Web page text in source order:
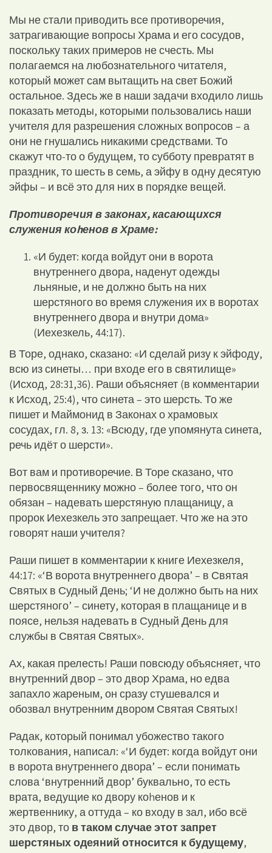
Мы не стали приводить все противоречия,
затрагивающие вопросы Храма и его сосудов,
поскольку таких примеров не счесть. Мы
полагаемся на любознательного читателя,
который может сам вытащить на свет Божий
остальное. Здесь же в наши задачи входило лишь
показать методы, которыми пользовались наши
учителя для разрешения сложных вопросов – а
они не гнушались никакими средствами. То
скажут что-то о будущем, то субботу превратят в
праздник, то шесть в семь, а эйфу в одну десятую
эйфы – и всё это для них в порядке вещей.
Противоречия в законах, касающихся
служения коhенов в Храме:
«И будет: когда войдут они в ворота
внутреннего двора, наденут одежды
льняные, и не должно быть на них
шерстяного во время служения их в воротах
внутреннего двора и внутри дома»
(Иехезкель, 44:17).
В Торе, однако, сказано: «И сделай ризу к эйфоду,
всю из синеты… при входе его в святилище»
(Исход, 28:31,36). Раши объясняет (в комментарии
к Исход, 25:4), что синета – это шерсть. То же
пишет и Маймонид в Законах о храмовых
сосудах, гл. 8, з. 13: «Всюду, где упомянута синета,
речь идёт о шерсти».
Вот вам и противоречие. В Торе сказано, что
первосвященнику можно – более того, что он
обязан – надевать шерстяную плащаницу, а
пророк Иехезкель это запрещает. Что же на это
говорят наши учителя?
Раши пишет в комментарии к книге Иехезкеля,
44:17: «‘В ворота внутреннего двора’ – в Святая
Святых в Судный День; ‘И не должно быть на них
шерстяного’ – синету, которая в плащанице и в
поясе, нельзя надевать в Судный День для
службы в Святая Святых».
Ах, какая прелесть! Раши повсюду объясняет, что
внутренний двор – это двор Храма, но едва
запахло жареным, он сразу стушевался и
обозвал внутренним двором Святая Святых!
Радак, который понимал убожество такого
толкования, написал: «‘И будет: когда войдут они
в ворота внутреннего двора’ – если понимать
слова ‘внутренний двор’ буквально, то есть
врата, ведущие ко двору коhенов и к
жертвеннику, а оттуда – ко входу в зал, ибо всё
это двор, то в таком случае этот запрет
шерстяных одеяний относится к будущему,